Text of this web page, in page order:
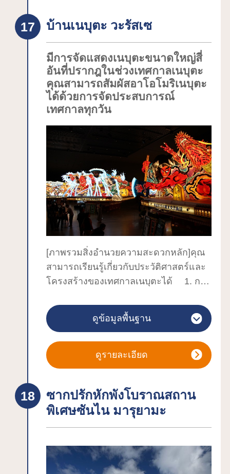
ดอกซากุระและหอคอยปราสาทได้เฉพาะ
ในช่วงเวลานี้เท่านั้น
นอกจากนี้ ในช่วงฤดูใบไม้ร่วง ใบของต้น
เมเปิลประมาณ 1,000 ต้น และต้นซากุระ
2,600 ต้นจะเปลี่ยนเป็นสีสดใส, "เทศกาล
ที่มีการประดับตกแต่งสถานที่จัดงานด้วย
ดอกเบญจมาศและฟลาวเวอร์อาร์ท, ในฤดู
หนาวจะมีการจัด "เทศกาลโคมไฟหิมะใน
ปราสาทฮิโรซากิ" สร้างโลกอันน่าอัศจรรย์
ด้วยโคมไฟหิมะและประติมากรรมหิมะ
ราว 150 ชิ้น ที่ชาวเมืองร่วมกันขึ้นมา และ
กระท่อมหิมะคามาคุระขนาดจิ๋วประดับไฟ
300 หลัง เป็นต้น สามารถเพลิดเพลินกับ
ทิวทัศน์อันสวยงามได้ในทุกฤดูกาล
อีกด้วย
●พื้นที่ทัวร์แบบชำระเงิน (30-45 นาที)นิทร
รศการเนปูตะขนาดใหญ่ขนาดเท่าของจริง
ที่คุณจะได้เห็นโครงของเนปูตะขนาดใหญ่
สูง 10 เมตร การสาธิตดนตรีฟลุตและ
กลอง ประสบการณ์ตีกลองไทโกะ และ
โกดังเก็บข้าวสึการุจากยุคศักดินาที่ได้รับ
เมืองฮิโรซากิ คุณสามารถชมวิธีการ
ทำงานฝีมือ เช่น ว่าวและเครื่องเขินสึการุ
และการแสดงสดสึการุชามิเซ็นทุกวันคุณ
ยังสามารถเที่ยวชมสวนญี่ปุ่น ``โยกิเอ็น''
ซึ่งถูกกำหนดให้เป็นอนุสรณ์สถานที่ได้รับ
การจดทะเบียนระดับชาติ และ ``โยกิ-อัน''
ห้องชงชาที่กำหนดให้เป็นทรัพย์สินทาง
วัฒนธรรมของเมืองฮิโรซากิ Yokien เป็น
สวนสไตล์ Oishi Takegaku เฉพาะของ
Tsugaru ที่ยืมทิวทัศน์จากภูเขา Iwaki และ
ต้นสนเก่าแก่ของสวน Hirosaki
แรก)คุณสามารถลองงานฝีมือต่างๆ ได้
เช่น ภาพวาดปลาทองเนปุตะ ภาพวาดว่าว
งานหัตถกรรมดินเหนียวสึการุ
● ชอปปิ้ง (ไม่ต้องเสียค่าเข้าชม)นอกจาก
เกษตรแปรรูป ป่าไม้ และประมง ของที่
ระลึก และงานฝีมือจากจังหวัดแล้ว ยังมี
จะจัดขึ้นทุกเช้าวันอาทิตย์ (6:30-7:30 น.)
ตั้งแต่เดือนมิถุนายนถึงตุลาคม ซึ่งมีผักและ
บ้านเนบุตะ วะรัสเซ
มีการจัดแสดงเนบุตะขนาดใหญ่สี่
อันที่ปรากฎในช่วงเทศกาลเนบุตะ
คุณสามารถสัมผัสอาโอโมริเนบุตะ
ได้ด้วยการจัดประสบการณ์
เทศกาลทุกวัน
[ภาพรวมสิ่งอำนวยความสะดวกหลัก]คุณ
สามารถเรียนรู้เกี่ยวกับประวัติศาสตร์และ
โครงสร้างของเทศกาลเนบุตะได้ 1. การ
ประสบการณ์ฮาเนโตะ วันเสาร์ วันอาทิตย์
และวันหยุดนักขัตฤกษ์ เฉพาะ 11.00 น.
ประสบการณ์เทศกาลเนบุตะ วันธรรมดา
11:10, 13:10, 15:10 (ครั้งละ 20 นาที)3.
น. (ครั้งละ 30 นาที)4. บริการคัดกรองเนบุ
ตะ 9:30, 10:00, 11:00, 12:00, 13:00,
14:00, 15:00, 16:00, 17:00 (ครั้งละ 10
พฤษภาคมถึงเดือนสิงหาคม)*จะไม่มีวิดีโอ
หากมีการแสดงดนตรีสดและการแสดง
ดูข้อมูลพื้นฐาน
ดูรายละเอียด
ซากปรักหักพังโบราณสถาน
พิเศษซันไน มารุยามะ